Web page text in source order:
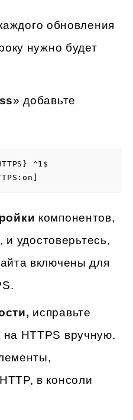
обновления
нужно будет
» добавьте
^1$
компонентов,
и удостоверьтесь,
включены для
исправьте
HTTPS вручную.
в консоли